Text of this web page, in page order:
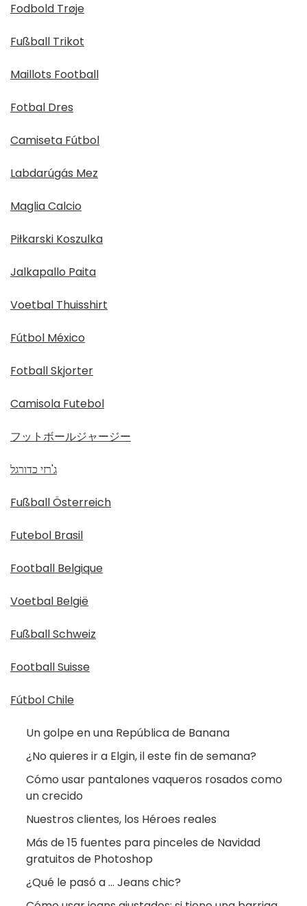
Fodbold Trøje
Fußball Trikot
Maillots Football
Fotbal Dres
Camiseta Fútbol
Labdarúgás Mez
Maglia Calcio
Piłkarski Koszulka
Jalkapallo Paita
Voetbal Thuisshirt
Fútbol México
Fotball Skjorter
Camisola Futebol
フットボールジャージー
ג'רזי כדורגל
Fußball Österreich
Futebol Brasil
Football Belgique
Voetbal België
Fußball Schweiz
Football Suisse
Fútbol Chile
Un golpe en una República de Banana
¿No quieres ir a Elgin, il este fin de semana?
Cómo usar pantalones vaqueros rosados ​​como
un crecido
Nuestros clientes, los Héroes reales
Más de 15 fuentes para pinceles de Navidad
gratuitos de Photoshop
¿Qué le pasó a … Jeans chic?